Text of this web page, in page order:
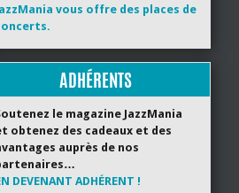
vous offre des places de
ADHÉRENTS
le magazine JazzMania
obtenez des cadeaux et des
auprès de nos
DEVENANT ADHÉRENT !